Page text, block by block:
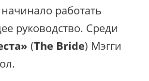
работать
руководство. Среди
(The Bride) Мэгги